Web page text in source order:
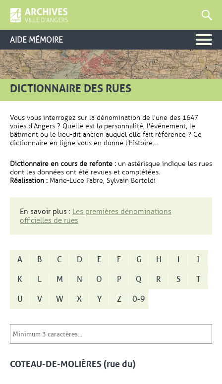
AIDE MÉMOIRE
DICTIONNAIRE DES RUES
Vous vous interrogez sur la dénomination de l'une des 1647
voies d'Angers ? Quelle est la personnalité, l'événement, le
bâtiment ou le lieu-dit ancien auquel elle fait référence ? Ce
dictionnaire en ligne vous en donne l'histoire...
Dictionnaire en cours de refonte : un astérisque indique les rues
dont les données ont été revues et complétées.
Réalisation : Marie-Luce Fabre, Sylvain Bertoldi
En savoir plus : Les premières dénominations
officielles de rues
A B C D E F G H I
J
K
L M N O P Q R S
T
U
V W X Y Z 0-9
COTEAU-DE-MOLIÈRES (rue du)